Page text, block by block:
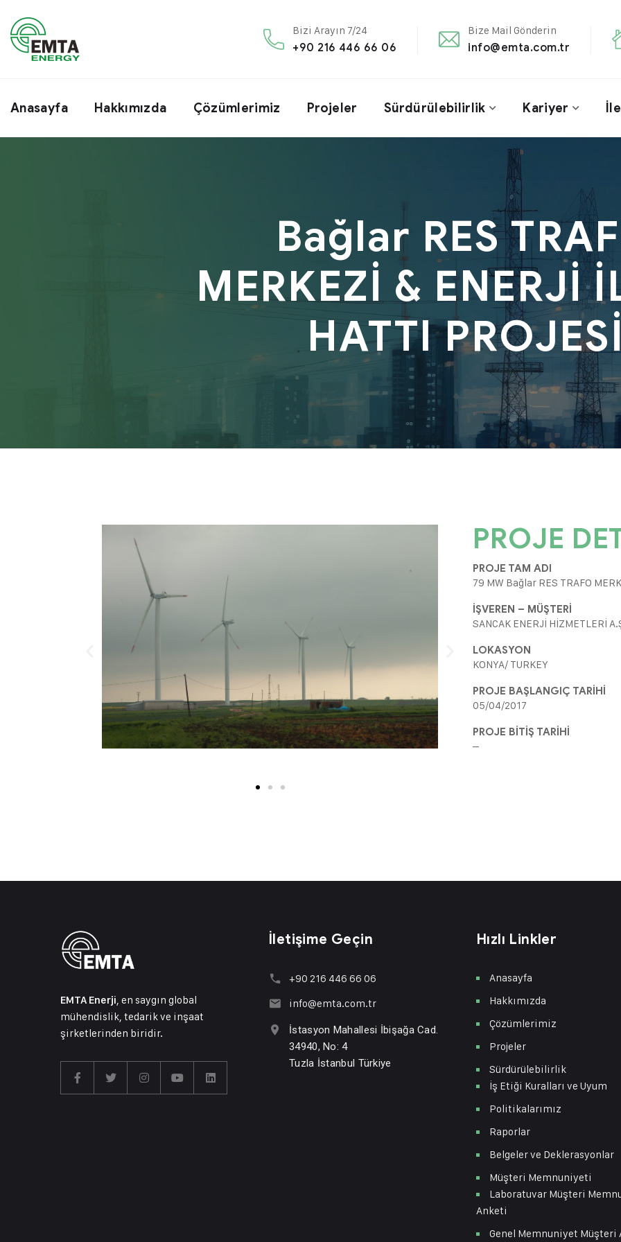
Bizi Arayın 7/24
+90 216 446 66 06
Bize Mail Gönderin
info@emta.com.tr
Anasayfa Hakkımızda Çözümlerimiz Projeler Sürdürülebilirlik Kariyer
Bağlar RES
MERKEZİ & ENERJİ
HATTI
PROJE
PROJE TAM ADI
79 MW Bağlar RES TRAFO
İŞVEREN – MÜŞTERİ
SANCAK ENERJİ HİZMETLERİ
LOKASYON
KONYA/ TURKEY
PROJE BAŞLANGIÇ TARİHİ
05/04/2017
PROJE BİTİŞ TARİHİ
–
EMTA Enerji , en saygın global
mühendislik, tedarik ve inşaat
şirketlerinden biridir.
İletişime Geçin
+90 216 446 66 06
info@emta.com.tr
İstasyon Mahallesi İbişağa Cad.
34940, No: 4
Tuzla İstanbul Türkiye
Hızlı Linkler
Anasayfa
Hakkımızda
Çözümlerimiz
Projeler
Sürdürülebilirlik
İş Etiği Kuralları ve Uyum
Politikalarımız
Raporlar
Belgeler ve Deklerasyonlar
Müşteri Memnuniyeti
Laboratuvar Müşteri
Anketi
Genel Memnuniyet Müşteri